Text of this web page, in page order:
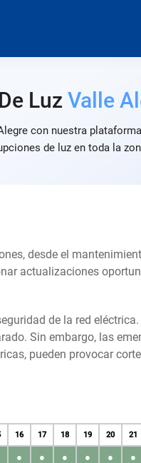
Luz Valle
con nuestra
de luz en toda la
desde el
actualizaciones
de la red eléctrica.
Sin embargo, las
pueden provocar
16 17 18 19 20 21
● ● ● ● ● ●